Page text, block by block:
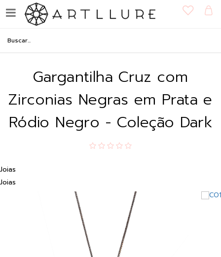
Gargantilha Cruz com
Zirconias Negras em Prata e
Ródio Negro - Coleção Dark
Joias
Joias